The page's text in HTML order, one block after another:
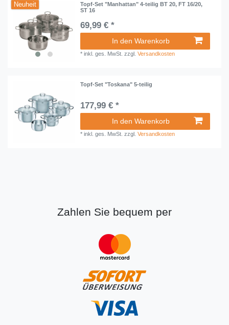
Neuheit
Topf-Set "Manhattan" 4-teilig BT 20, FT 16/20,
ST 16
69,99 € *
In den Warenkorb
*inkl. ges. MwSt. zzgl.Versandkosten
Topf-Set "Toskana" 5-teilig
177,99 € *
In den Warenkorb
*inkl. ges. MwSt. zzgl.Versandkosten
Zahlen Sie bequem per